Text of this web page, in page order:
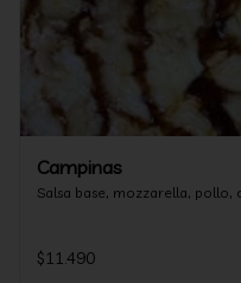
Campinas
Salsa base, mozzarella, pollo,
$11.490